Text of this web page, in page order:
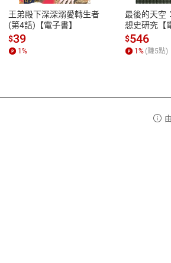
性
參
13:00-17:00 (國定假日及例假
客服電話：0080-1857077
王弟殿下深深溺愛轉生者
(第4話)【電子書】
$39
1%
最後的天空
想史研究【
$546
1% (賺5點)